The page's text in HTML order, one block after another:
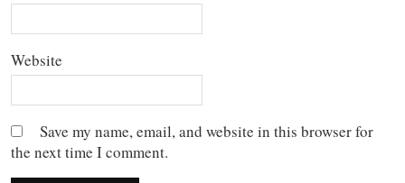
Website
Save my name, email, and website in this browser for
the next time I comment.